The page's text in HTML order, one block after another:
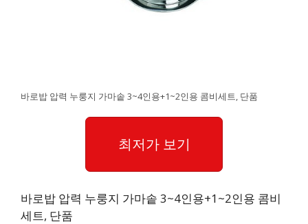
바로밥 압력 누룽지 가마솥 3~4인용+1~2인용 콤비세트, 단품
최저가 보기
바로밥 압력 누룽지 가마솥 3~4인용+1~2인용 콤비
세트, 단품